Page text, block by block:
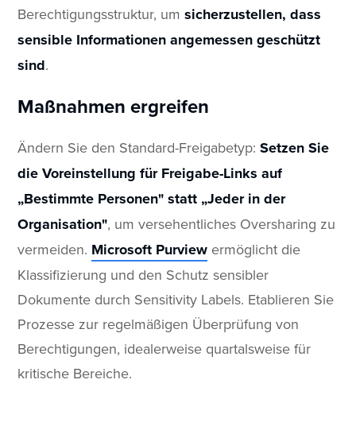
Berechtigungsstruktur, umsicherzustellen, dass
sensible Informationen angemessen geschützt
sind.
Maßnahmen ergreifen
Ändern Sie den Standard-Freigabetyp:Setzen Sie
die Voreinstellung für Freigabe-Links auf
„Bestimmte Personen" statt „Jeder in der
Organisation", um versehentliches Oversharing zu
vermeiden. Microsoft Purview ermöglicht die
Klassifizierung und den Schutz sensibler
Dokumente durch Sensitivity Labels. Etablieren Sie
Prozesse zur regelmäßigen Überprüfung von
Berechtigungen, idealerweise quartalsweise für
kritische Bereiche.